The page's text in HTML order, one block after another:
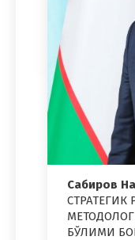
Сабиров
БЎЛИМИ